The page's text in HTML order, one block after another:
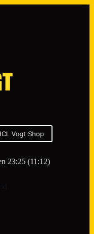
Vogt Shop
23:25 (11:12)